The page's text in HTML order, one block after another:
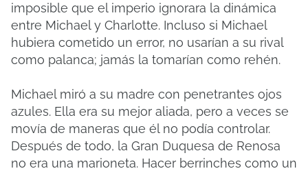
imposible que el imperio ignorara la dinámica
entre Michael y Charlotte. Incluso si Michael
hubiera cometido un error, no usarían a su rival
como palanca; jamás la tomarían como rehén.
Michael miró a su madre con penetrantes ojos
azules. Ella era su mejor aliada, pero a veces se
movía de maneras que él no podía controlar.
Después de todo, la Gran Duquesa de Renosa
no era una marioneta. Hacer berrinches como un